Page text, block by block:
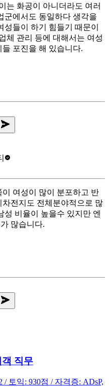
는 화공이 아니더라도 여러
군에서도 동일하다 생각을
들이 하기 힘들기 때문이
체 관리 등에 대해서는 여성
포진을 해 있습니다.
여성이 많이 분포하고 반
전지도 전체분야적으로 많
비율이 높을수 있지만 엔
많습니다.
직무
토익: 930점 / 자격증: ADsP,